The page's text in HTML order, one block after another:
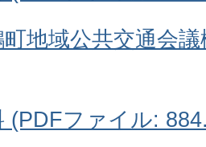
地域公共交通会
(PDFファイル: